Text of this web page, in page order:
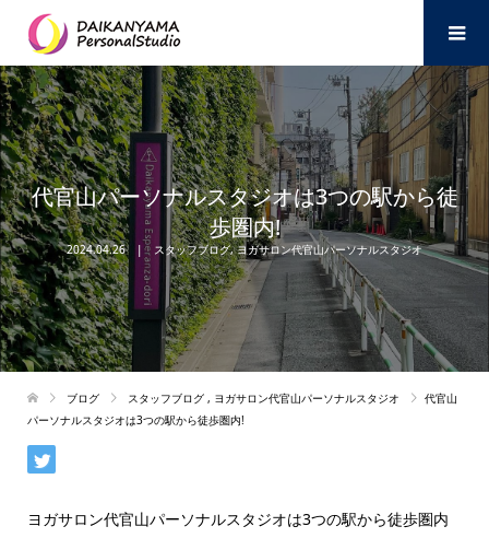
代官山パーソナルスタジオは3つの駅から徒
歩圏内!
2024.04.26 スタッフブログ,ヨガサロン代官山パーソナルスタジオ
ブログ スタッフブログ , ヨガサロン代官山パーソナルスタジオ
代官山
パーソナルスタジオは3つの駅から徒歩圏内!
ヨガサロン代官山パーソナルスタジオは3つの駅から徒歩圏内